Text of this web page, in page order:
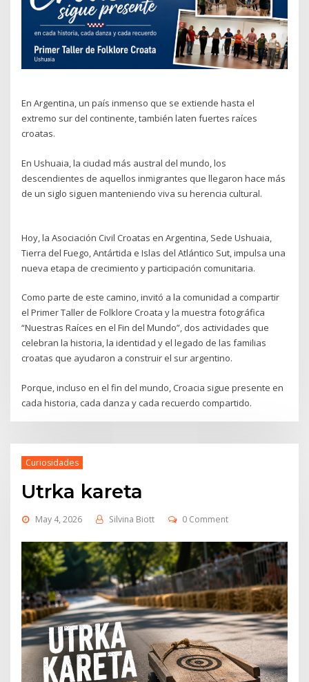
En Argentina, un país inmenso que se extiende hasta el
extremo sur del continente, también laten fuertes raíces
croatas.
En Ushuaia, la ciudad más austral del mundo, los
descendientes de aquellos inmigrantes que llegaron hace más
de un siglo siguen manteniendo viva su herencia cultural.
Hoy, la Asociación Civil Croatas en Argentina, Sede Ushuaia,
Tierra del Fuego, Antártida e Islas del Atlántico Sut, impulsa una
nueva etapa de crecimiento y participación comunitaria.
Como parte de este camino, invitó a la comunidad a compartir
el Primer Taller de Folklore Croata y la muestra fotográfica
“Nuestras Raíces en el Fin del Mundo”, dos actividades que
celebran la historia, la identidad y el legado de las familias
croatas que ayudaron a construir el sur argentino.
Porque, incluso en el fin del mundo, Croacia sigue presente en
cada historia, cada danza y cada recuerdo compartido.
Curiosidades
Utrka kareta
May 4, 2026 Silvina Biott 0 Comment